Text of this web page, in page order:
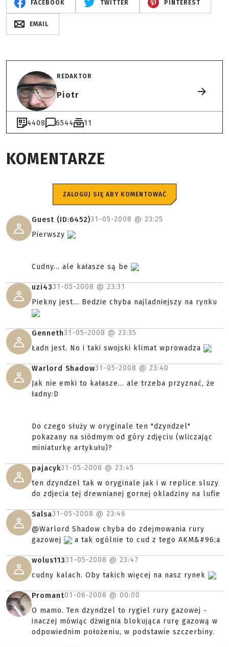
FACEBOOK TWITTER PINTEREST
EMAIL
REDAKTOR
Piotr
4408 6544 11
KOMENTARZE
ZALOGUJ SIĘ ABY KOMENTOWAĆ
Guest (ID:6452)31-05-2008 @ 23:25
Pierwszy
Cudny... ale kałasze są be
uzi4331-05-2008 @ 23:31
Piekny jest... Bedzie chyba najladniejszy na rynku
Genneth31-05-2008 @ 23:35
Ładn jest. No i taki swojski klimat wprowadza
Warlord Shadow31-05-2008 @ 23:40
Jak nie emki to kałasze... ale trzeba przyznać, że
ładny:D
Do czego służy w oryginale ten "dzyndzel"
pokazany na siódmym od góry zdjęciu (wliczając
miniaturkę artykułu)?
pajacyk31-05-2008 @ 23:45
ten dzyndzel tak w oryginale jak i w replice sluzy
do zdjecia tej drewnianej gornej okladziny na lufie
Salsa31-05-2008 @ 23:46
@Warlord Shadow chyba do zdejmowania rury
gazowej
a tak ogólnie to cud z tego AKM&#96;a
wolus11331-05-2008 @ 23:47
cudny kalach. Oby takich więcej na nasz rynek
Promant01-06-2008 @ 00:00
O mamo. Ten dzyndzel to rygiel rury gazowej -
inaczej mówiąc dżwignia blokująca rurę gazową w
odpowiednim położeniu, w podstawie szczerbiny.